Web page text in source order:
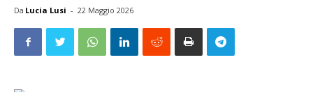
Da Lucia Lusi - 22 Maggio 2026